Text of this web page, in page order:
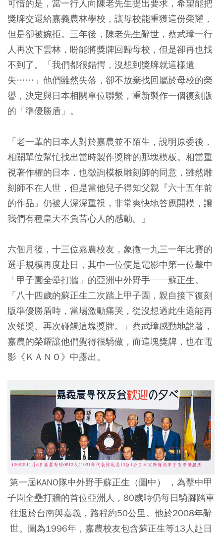
可惜的是，當一行人向陳老先生提出要求，希望能把
獎牌交還給嘉義農林學校，讓母校能重獲這份榮耀，
但是卻被婉拒。三年後，陳老先生辭世，蔡武璋一行
人再次下雲林，盼能將獎牌回歸母校，但是卻再也找
不到了。「我們都很錯愕，沒想到獎牌就這樣遺
失……」他們雖然失落，卻不放棄找回屬於母校的榮
譽，決定與日本相關單位聯繫，重新製作一個復刻版
的「準優勝盾」。
「老一輩的日本人對於嘉農並不陌生，說明原委後，
相關單位幫忙找出當時製作獎牌的那塊模板。相當重
視著作權的日本，也徵詢模板雕刻師的同意，雖然雕
刻師不在人世，但是當他兒子得知父親『六十五年前
的作品』仍被人深深重視，非常爽快地答應開模，讓
我們有種皇天不負苦心人的感動。」
六個月後，十三位嘉農校友，象徵一九三一年比賽的
選手規模再度赴日，其中一位便是電影中第一位擊中
「甲子園全壘打牆」的亞洲中外野手──蘇正生。
「八十四歲的蘇正生二次踏上甲子園，親自接下復刻
版準優勝盾時，當場激動痛哭，從沒想過此生還能再
次領獎、再次碰觸這塊獎牌。」蔡武璋感動地說著，
嘉農的榮耀讓他們覺得很驕傲，而這塊獎牌，也在電
影《ＫＡＮＯ》中露出。
第一屆KANO隊中外野手蘇正生（圖中） ，為擊中甲
子園全壘打牆的首位亞洲人，80歲時仍每日騎腳踏車
往返於台南與嘉義，路程約50公里。他於2008年辭
世。圖為1996年，嘉農校友包含蘇正生等13人赴日